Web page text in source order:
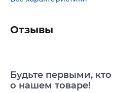
Отзывы
Будьте первыми,
о нашем товаре!